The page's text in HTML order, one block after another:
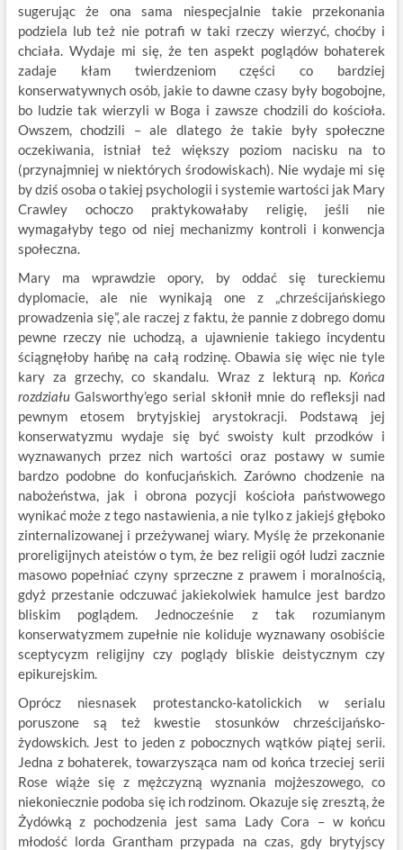
sugerując że ona sama niespecjalnie takie przekonania
podziela lub też nie potrafi w taki rzeczy wierzyć, choćby i
chciała. Wydaje mi się, że ten aspekt poglądów bohaterek
zadaje kłam twierdzeniom części co bardziej
konserwatywnych osób, jakie to dawne czasy były bogobojne,
bo ludzie tak wierzyli w Boga i zawsze chodzili do kościoła.
Owszem, chodzili – ale dlatego że takie były społeczne
oczekiwania, istniał też większy poziom nacisku na to
(przynajmniej w niektórych środowiskach). Nie wydaje mi się
by dziś osoba o takiej psychologii i systemie wartości jak Mary
Crawley ochoczo praktykowałaby religię, jeśli nie
wymagałyby tego od niej mechanizmy kontroli i konwencja
społeczna.
Mary ma wprawdzie opory, by oddać się tureckiemu
dyplomacie, ale nie wynikają one z „chrześcijańskiego
prowadzenia się”, ale raczej z faktu, że pannie z dobrego domu
pewne rzeczy nie uchodzą, a ujawnienie takiego incydentu
ściągnęłoby hańbę na całą rodzinę. Obawia się więc nie tyle
kary za grzechy, co skandalu. Wraz z lekturą np. Końca
rozdziałuGalsworthy’ego serial skłonił mnie do refleksji nad
pewnym etosem brytyjskiej arystokracji. Podstawą jej
konserwatyzmu wydaje się być swoisty kult przodków i
wyznawanych przez nich wartości oraz postawy w sumie
bardzo podobne do konfucjańskich. Zarówno chodzenie na
nabożeństwa, jak i obrona pozycji kościoła państwowego
wynikać może z tego nastawienia, a nie tylko z jakiejś głęboko
zinternalizowanej i przeżywanej wiary. Myślę że przekonanie
proreligijnych ateistów o tym, że bez religii ogół ludzi zacznie
masowo popełniać czyny sprzeczne z prawem i moralnością,
gdyż przestanie odczuwać jakiekolwiek hamulce jest bardzo
bliskim poglądem. Jednocześnie z tak rozumianym
konserwatyzmem zupełnie nie koliduje wyznawany osobiście
sceptycyzm religijny czy poglądy bliskie deistycznym czy
epikurejskim.
Oprócz niesnasek protestancko-katolickich w serialu
poruszone są też kwestie stosunków chrześcijańsko-
żydowskich. Jest to jeden z pobocznych wątków piątej serii.
Jedna z bohaterek, towarzysząca nam od końca trzeciej serii
Rose wiąże się z mężczyzną wyznania mojżeszowego, co
niekoniecznie podoba się ich rodzinom. Okazuje się zresztą, że
Żydówką z pochodzenia jest sama Lady Cora – w końcu
młodość lorda Grantham przypada na czas, gdy brytyjscy